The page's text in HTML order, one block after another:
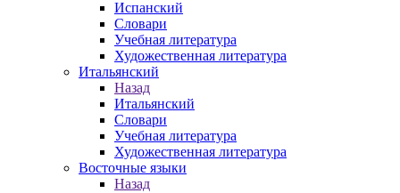
Испанский
Словари
Учебная литература
Художественная литература
Итальянский
Назад
Итальянский
Словари
Учебная литература
Художественная литература
Восточные языки
Назад